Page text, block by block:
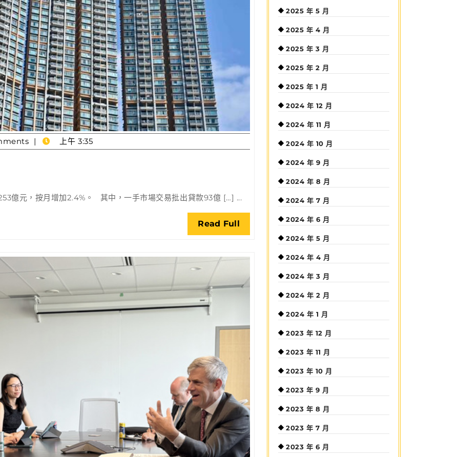
上午 3:35
億元，按月增加2.4%。 其中，一手市場交易批出貸款93億 […] ...
Read Full
Full
2025 年 5 月
2025 年 4 月
2025 年 3 月
2025 年 2 月
2025 年 1 月
2024 年 12 月
2024 年 11 月
2024 年 10 月
2024 年 9 月
2024 年 8 月
2024 年 7 月
2024 年 6 月
2024 年 5 月
2024 年 4 月
2024 年 3 月
2024 年 2 月
2024 年 1 月
2023 年 12 月
2023 年 11 月
2023 年 10 月
2023 年 9 月
2023 年 8 月
2023 年 7 月
2023 年 6 月